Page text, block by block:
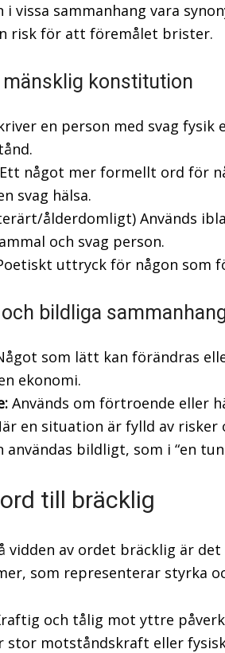
i vissa sammanhang vara
risk för att föremålet brister.
mänsklig konstitution
en person med svag fysik
Ett något mer formellt ord för
svag hälsa.
ålderdomligt) Används
och svag person.
uttryck för någon som
bildliga
som lätt kan förändras
ekonomi.
Används om förtroende eller
en situation är fylld av risker
användas bildligt, som i “en
till bräcklig
vidden av ordet bräcklig är
som representerar styrka
och tålig mot yttre
stor motståndskraft eller